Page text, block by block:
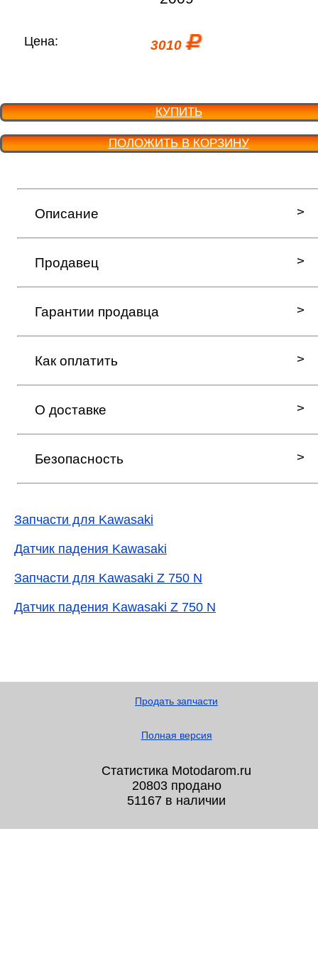
Цена: 3010
КУПИТЬ
ПОЛОЖИТЬ В КОРЗИНУ
Описание
Продавец
Гарантии продавца
Как оплатить
О доставке
Безопасность
Запчасти для Kawasaki
Датчик падения Kawasaki
Запчасти для Kawasaki Z 750 N
Датчик падения Kawasaki Z 750 N
Продать запчасти
Полная версия
Статистика Motodarom.ru
20803 продано
51167 в наличии